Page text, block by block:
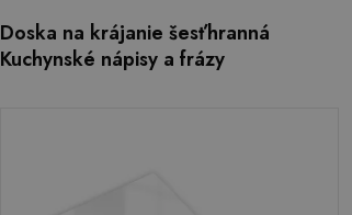
Doska na krájanie šesťhranná
Kuchynské nápisy a frázy